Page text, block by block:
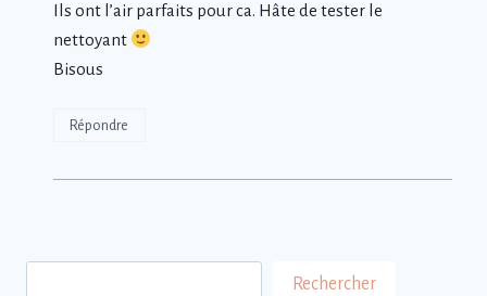
Ils ont l’air parfaits pour ca. Hâte de tester le
nettoyant
Bisous
Répondre
Rechercher